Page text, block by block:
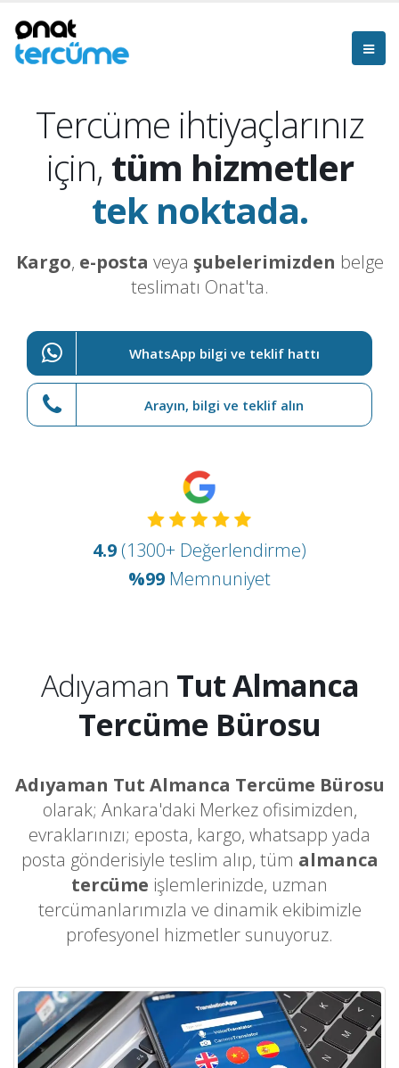
Tercüme ihtiyaçlarınız
için, tüm hizmetler
tek noktada.
Kargo, e-posta veya şubelerimizden belge
teslimatı Onat'ta.
WhatsApp bilgi ve teklif hattı
Arayın, bilgi ve teklif alın
4.9 (1300+ Değerlendirme)
%99 Memnuniyet
Adıyaman Tut Almanca
Tercüme Bürosu
Adıyaman Tut Almanca Tercüme Bürosu
olarak; Ankara'daki Merkez ofisimizden,
evraklarınızı; eposta, kargo, whatsapp yada
posta gönderisiyle teslim alıp, tüm almanca
tercüme işlemlerinizde, uzman
tercümanlarımızla ve dinamik ekibimizle
profesyonel hizmetler sunuyoruz.